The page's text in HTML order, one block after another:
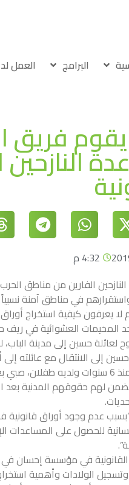
البرامج العمل
فريق
4:32 م
الفارين من مناطق
في مناطق آمنة نسبياً
لا يعرفون كيفية استخراج
المخيمات العشوائية في
لعائلة حسين إلى مدينة
إلى الانتقال مع عائلته
لهم حقوقهم المدنية بعد
عدم وجود أوراق قانونية
للحصول على المساعدات
في مؤسسة إحسان
الولادات وأهمية